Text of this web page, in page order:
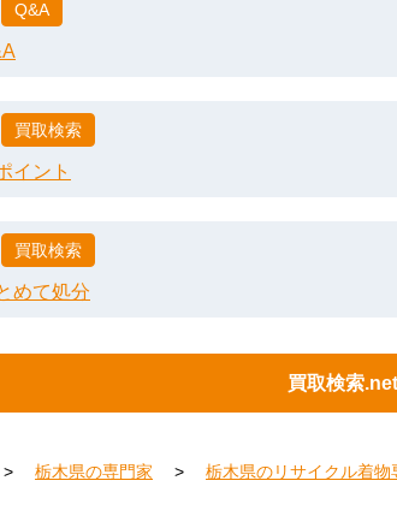
Q&A
買取検索
イント
買取検索
めて処分
買取検索
栃木県の専門家 栃木県のリサイクル着